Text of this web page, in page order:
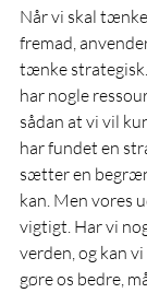
Når vi skal
fremad,
tænke
har nogle
sådan at vi vil
har fundet en
sætter en
kan. Men vores
vigtigt. Har vi
verden, og kan
gøre os bedre,